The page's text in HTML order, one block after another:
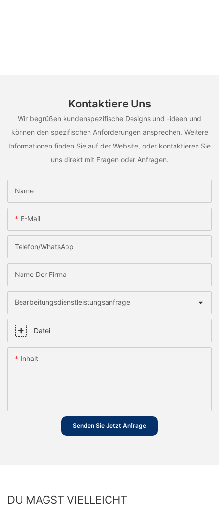
Kontaktiere Uns
Wir begrüßen kundenspezifische Designs und -ideen und
können den spezifischen Anforderungen ansprechen. Weitere
Informationen finden Sie auf der Website, oder kontaktieren Sie
uns direkt mit Fragen oder Anfragen.
Name
E-Mail
Telefon/WhatsApp
Name Der Firma
Bearbeitungsdienstleistungsanfrage
Datei
Inhalt
Senden Sie Jetzt Anfrage
DU MAGST VIELLEICHT